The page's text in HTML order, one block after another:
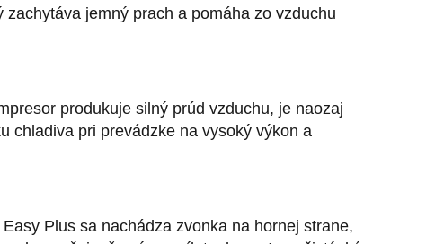
jemný prach a pomáha zo vzduchu
produkuje silný prúd vzduchu, je naozaj
chladiva pri prevádzke na vysoký výkon a
Plus sa nachádza zvonka na hornej strane,